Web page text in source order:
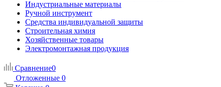
Индустриальные материалы
Ручной инструмент
Средства индивидуальной защиты
Строительная химия
Хозяйственные товары
Электромонтажная продукция
Сравнение0
Отложенные 0